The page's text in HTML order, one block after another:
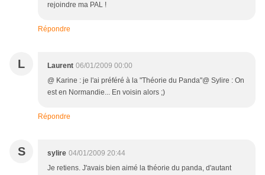
rejoindre ma PAL !
Répondre
L Laurent 06/01/2009 00:00
@ Karine : je l'ai préféré à la "Théorie du Panda"@ Sylire : On
est en Normandie... En voisin alors ;)
Répondre
S sylire 04/01/2009 20:44
Je retiens. J'avais bien aimé la théorie du panda, d'autant